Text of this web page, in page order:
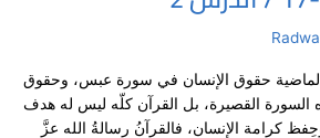
حقوق الإنسان في سورة عبس، وحقوق
السورة القصيرة، بل القرآن كلّه ليس له هدف
كرامة الإنسان، فالقرآنُ رسالةُ الله عزَّ